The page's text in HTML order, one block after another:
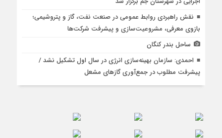
نقش راهبردی روابط عمومی در صنعت نفت، گاز و پتروشیمی؛
بازوی معرفی، مشروعیت‌سازی و پیشرفت شرکت‌ها
ساحل بندر کنگان
احمدی: سازمان بهینه‌سازی انرژی در سال اول تشکیل نشد /
پیشرفت مطلوب در جمع‌آوری گازهای مشعل